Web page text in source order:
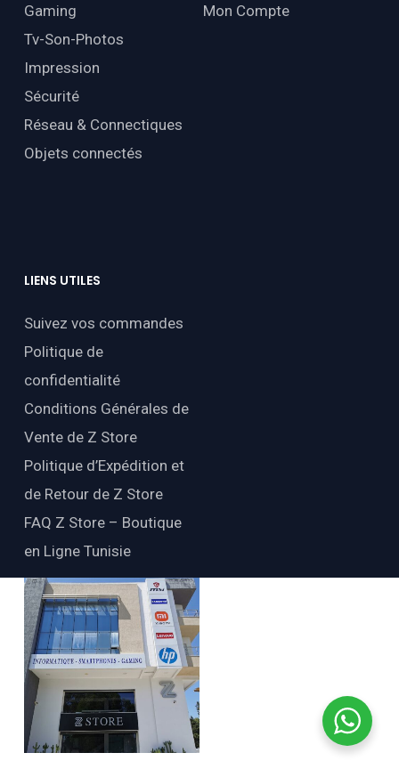
Gaming
Tv-Son-Photos
Impression
Sécurité
Réseau & Connectiques
Objets connectés
Mon Compte
LIENS UTILES
Suivez vos commandes
Politique de
confidentialité
Conditions Générales de
Vente de Z Store
Politique d’Expédition et
de Retour de Z Store
FAQ Z Store – Boutique
en Ligne Tunisie